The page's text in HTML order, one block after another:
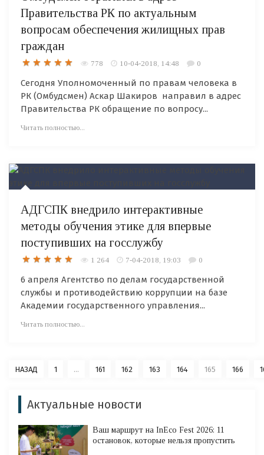
Правительства РК по актуальным
вопросам обеспечения жилищных прав
граждан
778 10-04-2018, 14:48 0
Сегодня Уполномоченный по правам человека в
РК (Омбудсмен) Аскар Шакиров направил в адрес
Правительства РК обращение по вопросу...
Читать полностью...
АДГСПК внедрило интерактивные
методы обучения этике для впервые
поступивших на госслужбу
1 264 7-04-2018, 19:03 0
6 апреля Агентство по делам государственной
службы и противодействию коррупции на базе
Академии государственного управления...
Читать полностью...
НАЗАД 1 ... 161 162 163 164 165 166
Актуальные новости
Ваш маршрут на InEco Fest 2026: 11
остановок, которые нельзя пропустить